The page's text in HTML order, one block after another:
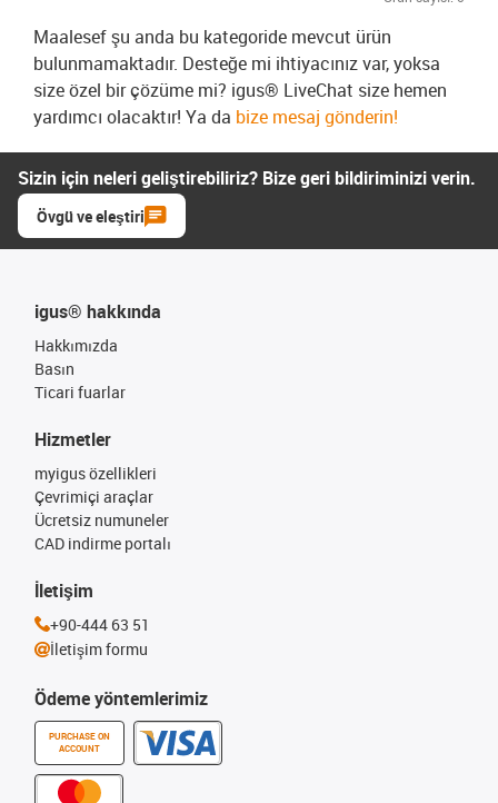
Maalesef şu anda bu kategoride mevcut ürün
bulunmamaktadır. Desteğe mi ihtiyacınız var, yoksa
size özel bir çözüme mi? igus® LiveChat size hemen
yardımcı olacaktır! Ya da bize mesaj gönderin!
Sizin için neleri geliştirebiliriz? Bize geri bildiriminizi verin.
Övgü ve eleştiri
igus® hakkında
Hakkımızda
Basın
Ticari fuarlar
Ödeme yöntemlerimiz
PURCHASE ON
ACCOUNT
Hizmetler
myigus özellikleri
Çevrimiçi araçlar
Ücretsiz numuneler
CAD indirme portalı
İletişim
+90-444 63 51
İletişim formu